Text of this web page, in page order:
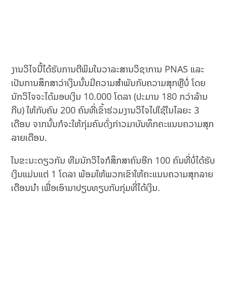
ງານວິໄຈນີ້ໄດ້ຮັບການຕີພິມໃນວາລະສານວິຊາການ PNAS ແລະ
ເປັນການສຶກສາວ່າເງິນນັ້ນມີຄວາມສຳພັນກັບຄວາມສຸກຫຼືບໍ່ ໂດຍ
ນັກວິໄຈຈະໄດ້ມອບເງິນ 10.000 ໂດລາ (ປະມານ 180 ກວ່າລ້ານ
ກີບ) ໃຫ້ກັບຄົນ 200 ຄົນທີ່ເຂົ້າຮ່ວມງານວິໄຈໄປໃຊ້ໃນໄລຍະ 3
ເດືອນ ຈາກນັ້ນກໍຈະໃຫ້ກຸ່ມຄົນດັ່ງກ່າວມາບັນທຶກຄະແນນຄວາມສຸກ
ລາຍເດືອນ.
ໃນຂະນະດຽວກັນ ທີມນັກວິໄຈກໍສຶກສາຄົນອີກ 100 ຄົນທີ່ບໍ່ໄດ້ຮັບ
ເງິນແມ່ນແຕ່ 1 ໂດລາ ພ້ອມໃຫ້ພວກເຂົາໃຫ້ຄະແນນຄວາມສຸກລາຍ
ເດືອນນຳ ເພື່ອເອົາມາປຽບທຽບກັບກຸ່ມທີ່ໄດ້ເງິນ.